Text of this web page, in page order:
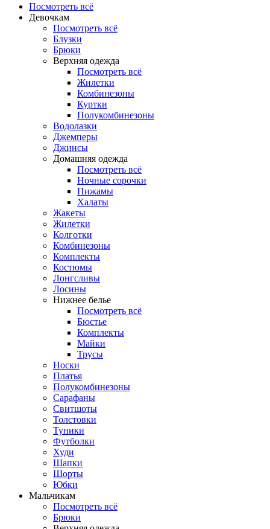
Посмотреть всё
Девочкам
Посмотреть всё
Блузки
Брюки
Верхняя одежда
Посмотреть всё
Жилетки
Комбинезоны
Куртки
Полукомбинезоны
Водолазки
Джемперы
Джинсы
Домашняя одежда
Посмотреть всё
Ночные сорочки
Пижамы
Халаты
Жакеты
Жилетки
Колготки
Комбинезоны
Комплекты
Костюмы
Лонгсливы
Лосины
Нижнее белье
Посмотреть всё
Бюстье
Комплекты
Майки
Трусы
Носки
Платья
Полукомбинезоны
Сарафаны
Свитшоты
Толстовки
Туники
Футболки
Худи
Шапки
Шорты
Юбки
Мальчикам
Посмотреть всё
Брюки